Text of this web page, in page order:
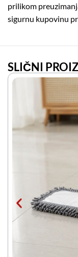
prilikom
sigurnu kupovinu
SLIČNI